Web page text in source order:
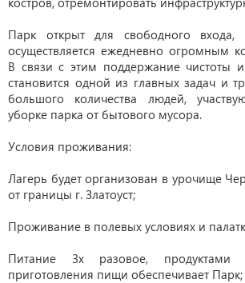
Парк открыт для свободного входа,
осуществляется ежедневно огромным
В связи с этим поддержание чистоты
становится одной из главных задач и
большого количества людей,
уборке парка от бытового мусора.
Условия проживания:
Лагерь будет организован в урочище
от границы г. Златоуст;
Проживание в полевых условиях и
Питание 3х разовое,
приготовления пищи обеспечивает Парк;